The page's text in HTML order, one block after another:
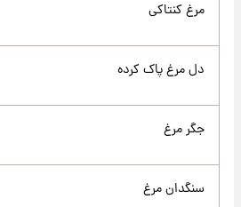
مرغ کنتاکی
دل مرغ پاک کرده
جگر مرغ
سنگدان مرغ